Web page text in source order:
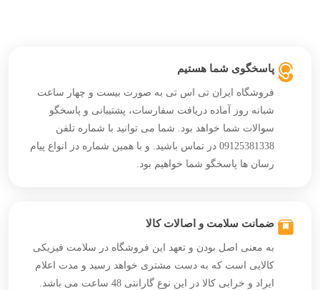
پاسخگوی شما هستیم
فروشگاه ایران تی اس تی به صورت بیست و چهار ساعت
شبانه روز آماده دریافت سفارسات، پشتیبانی و پاسخگو
سوالات شما خواهد بود. شما می توانید با شماره تلفن
09125381338 در تماس باشید. و با همین شماره دز انواع پیام
رسان ها پاسخگو شما خواهیم بود.
ضمانت سلامت و اصالات کالا
به معنی اصل بودن و تعهد این فروشگاه در سلامت فیزیکی
کالایی است که به دست مشتری خواهد رسید و مدت اعلام
ایراد و خرابی کالا در این نوع گارانتی 48 ساعت می باشد.